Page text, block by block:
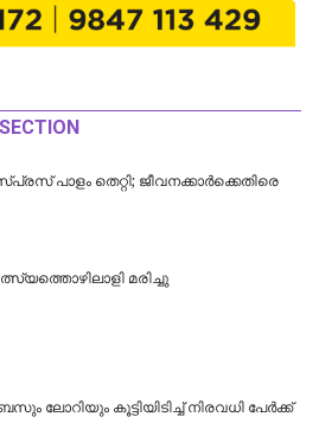
പാളം തെറ്റി; ജീവനക്കാര്‍ക്കെതിരെ
മരിച്ചു
കൂട്ടിയിടിച്ച് നിരവധി പേർക്ക്